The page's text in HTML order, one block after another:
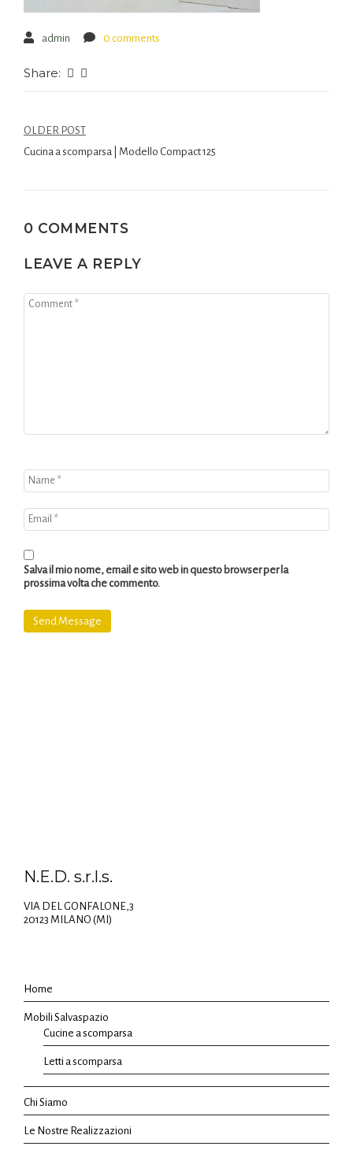
admin 0 comments
Share:
OLDER POST
Cucina a scomparsa | Modello Compact 125
0 COMMENTS
LEAVE A REPLY
Salva il mio nome, email e sito web in questo browser per la
prossima volta che commento.
N.E.D. s.r.l.s.
VIA DEL GONFALONE,3
20123 MILANO (MI)
Home
Mobili Salvaspazio
Cucine a scomparsa
Letti a scomparsa
Chi Siamo
Le Nostre Realizzazioni